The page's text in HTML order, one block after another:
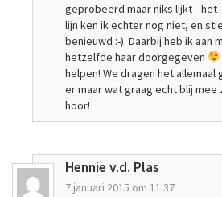
geprobeerd maar niks lijkt
lijn ken ik echter nog niet, en
benieuwd :-). Daarbij heb ik aan
hetzelfde haar doorgegeven
helpen! We dragen het allemaal
er maar wat graag echt blij mee
hoor!
Hennie v.d. Plas
7 januari 2015 om 11:37